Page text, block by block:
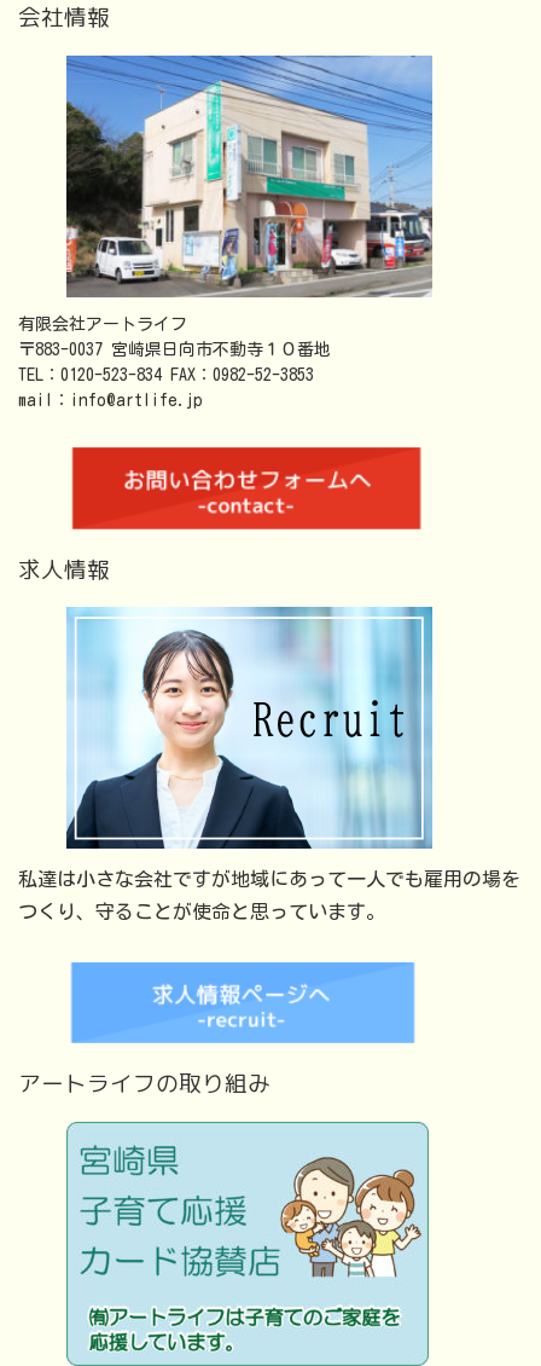
会社情報
有限会社アートライフ
〒883-0037 宮崎県日向市不動寺１０番地
TEL：0120-523-834 FAX：0982-52-3853
mail：info@artlife.jp
求人情報
私達は小さな会社ですが地域にあって一人でも雇用の場を
つくり、守ることが使命と思っています。
アートライフの取り組み